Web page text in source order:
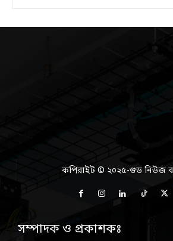
কপিরাইট © ২০২৫-গুড নিউজ
সম্পাদক ও প্রকাশকঃ